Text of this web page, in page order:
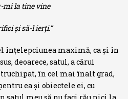
mi la tine vine
şi să-l ierţi.”
înţelepciunea maximă, ca şi în
deoarece, satul, a cărui
în cel mai înalt grad,
ea şi obiectele ei, cu
satul meu să nu faci rău nici la